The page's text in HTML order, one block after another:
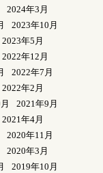
2024年3月
2023年10月
2023年5月
2022年12月
2022年7月
2022年2月
2021年9月
2021年4月
2020年11月
2020年3月
2019年10月